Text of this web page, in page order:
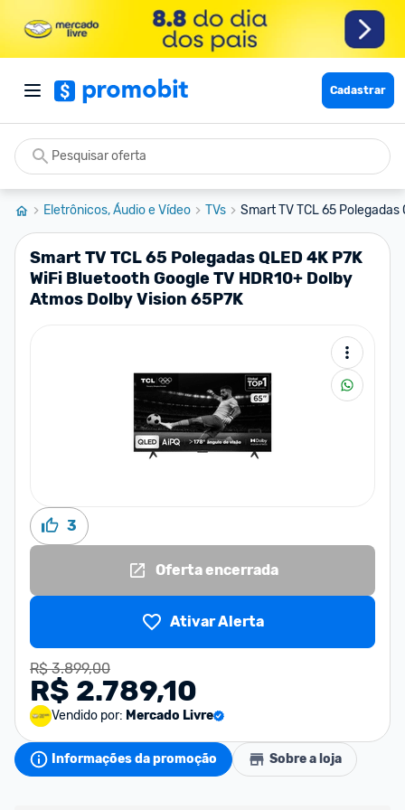
Cadastrar
Eletrônicos, Áudio e Vídeo TVs Smart TV TCL 65 Polegadas
Smart TV TCL 65 Polegadas QLED 4K P7K
WiFi Bluetooth Google TV HDR10+ Dolby
Atmos Dolby Vision 65P7K
3
Oferta encerrada
Ativar Alerta
R$ 3.899,00
R$ 2.789,10
Vendido por: Mercado Livre
Informações da promoção Sobre a loja